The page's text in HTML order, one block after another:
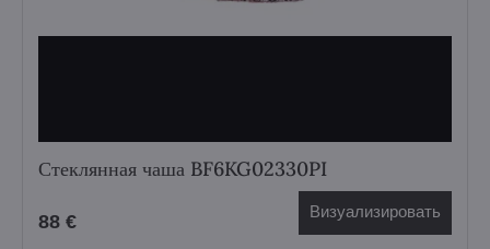
Стеклянная чаша BF6KG02330PI
88 € Визуализировать